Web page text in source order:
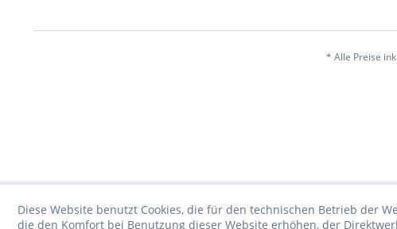
* Alle Preise
Diese Website benutzt Cookies, die für den technischen Betrieb der
die den Komfort bei Benutzung dieser Website erhöhen, der